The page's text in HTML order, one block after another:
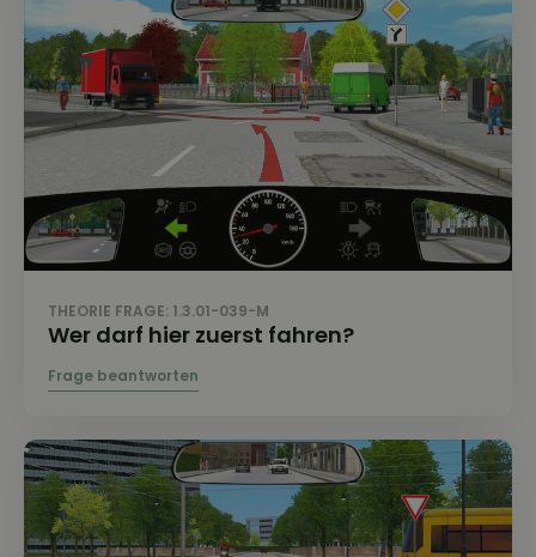
THEORIE FRAGE: 1.3.01-039-M
Wer darf hier zuerst fahren?